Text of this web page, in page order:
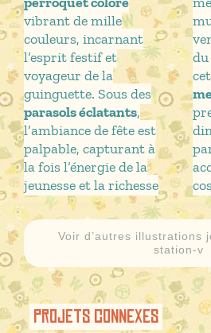
vibrant de mille
couleurs, incarnant
l’esprit festif et
voyageur de la
guinguette. Sous des
parasols éclatants,
l’ambiance de fête est
palpable, capturant à
la fois l’énergie de la
jeunesse et la richesse
du
Voir d’autres illustrations
station-v
Projets connexes